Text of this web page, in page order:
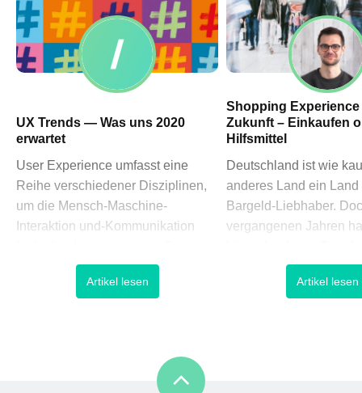
UX Trends — Was uns 2020
erwartet
User Experience umfasst eine
Reihe verschiedener Disziplinen,
um die Mensch-Maschine-
Interaktion und-Kommunikation
UX-Design legt dabei den Fokus
auf die Benutzerfreundlichkeit und
Artikel lesen
Shopping Experience
Zukunft – Einkaufen
Hilfsmittel
Deutschland ist wie
anderes Land ein Land
Bargeld-Liebhaber.
vergangenen Jahren
fortentwickelt, der vor
neu aufkommender
Artikel lesen
Datenschutzerklärung
Impressum